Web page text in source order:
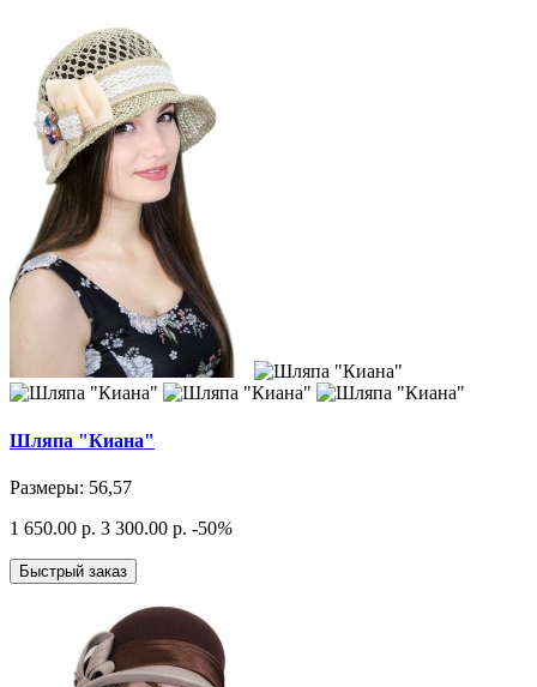
Шляпа "Киана"
Размеры: 56,57
1 650.00 р. 3 300.00 р. -50%
Быстрый заказ